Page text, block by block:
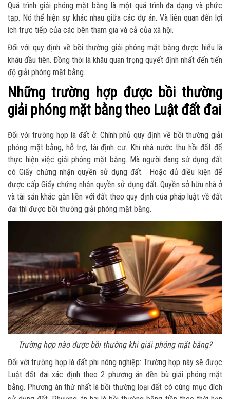
Quá trình giải phóng mặt bằng là một quá trình đa dạng và phức
tạp. Nó thể hiện sự khác nhau giữa các dự án. Và liên quan đến lợi
ích trực tiếp của các bên tham gia và cả của xã hội.
Đối với quy định về bồi thường giải phóng mặt bằng được hiểu là
khâu đầu tiên. Đồng thời là khâu quan trọng quyết định nhất đến tiến
độ giải phóng mặt bằng.
Những trường hợp được bồi thường
giải phóng mặt bằng theo Luật đất đai
Đối với trường hợp là đất ở: Chính phủ quy định về bồi thường giải
phóng mặt bằng, hỗ trợ, tái định cư. Khi nhà nước thu hồi đất để
thực hiện việc giải phóng mặt bằng. Mà người đang sử dụng đất
có Giấy chứng nhận quyền sử dụng đất. Hoặc đủ điều kiện để
được cấp Giấy chứng nhận quyền sử dụng đất. Quyền sở hữu nhà ở
và tài sản khác gắn liền với đất theo quy định của pháp luật về đất
đai thì được bồi thường giải phóng mặt bằng.
Trường hợp nào được bồi thường khi giải phóng mặt bằng?
Đối với trường hợp là đất phi nông nghiệp: Trường hợp này sẽ được
Luật đất đai xác định theo 2 phương án đền bù giải phóng mặt
bằng. Phương án thứ nhất là bồi thường loại đất có cùng mục đích